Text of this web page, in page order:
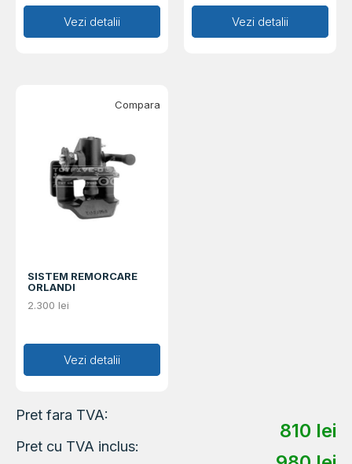
Adaugă în coș
Vezi detalii Adaugă în coș
Vezi detalii
SISTEM REMORCARE
ORLANDI
2.300 lei
Adaugă în coș
Vezi detalii
Compara
Pret fara TVA:
810 lei
Pret cu TVA inclus: